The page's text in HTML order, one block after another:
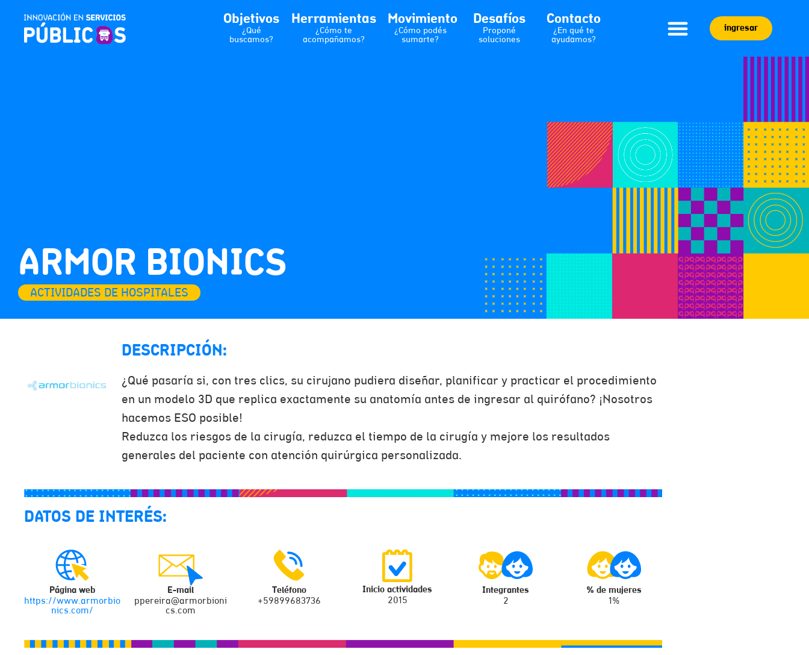
Objetivos
¿Qué
buscamos?
Herramientas
¿Cómo te
acompañamos?
Movimiento
¿Cómo podés
sumarte?
Desafíos
Proponé
soluciones
Contacto
¿En qué te
ayudamos?
ingresar
ARMOR BIONICS
ACTIVIDADES DE HOSPITALES
DESCRIPCIÓN:
¿Qué pasaría si, con tres clics, su cirujano pudiera diseñar, planificar y practicar el procedimiento
en un modelo 3D que replica exactamente su anatomía antes de ingresar al quirófano? ¡Nosotros
hacemos ESO posible!
Reduzca los riesgos de la cirugía, reduzca el tiempo de la cirugía y mejore los resultados
generales del paciente con atención quirúrgica personalizada.
DATOS DE INTERÉS:
Página web
https://www.armorbio
nics.com/
E-mail
ppereira@armorbioni
cs.com
Teléfono
+59899683736
Inicio actividades
2015
Integrantes
2
% de mujeres
1%